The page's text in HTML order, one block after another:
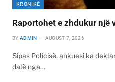
KRONIKË
Raportohet e zhdukur një
BY ADMIN AUGUST 7, 2026
Sipas Policisë, ankuesi ka
dalë nga…